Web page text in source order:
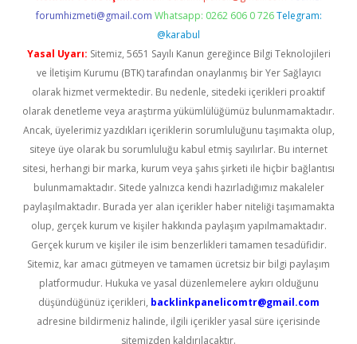
forumhizmeti@gmail.com Whatsapp: 0262 606 0 726 Telegram:
@karabul
Yasal Uyarı: Sitemiz, 5651 Sayılı Kanun gereğince Bilgi Teknolojileri
ve İletişim Kurumu (BTK) tarafından onaylanmış bir Yer Sağlayıcı
olarak hizmet vermektedir. Bu nedenle, sitedeki içerikleri proaktif
olarak denetleme veya araştırma yükümlülüğümüz bulunmamaktadır.
Ancak, üyelerimiz yazdıkları içeriklerin sorumluluğunu taşımakta olup,
siteye üye olarak bu sorumluluğu kabul etmiş sayılırlar. Bu internet
sitesi, herhangi bir marka, kurum veya şahıs şirketi ile hiçbir bağlantısı
bulunmamaktadır. Sitede yalnızca kendi hazırladığımız makaleler
paylaşılmaktadır. Burada yer alan içerikler haber niteliği taşımamakta
olup, gerçek kurum ve kişiler hakkında paylaşım yapılmamaktadır.
Gerçek kurum ve kişiler ile isim benzerlikleri tamamen tesadüfidir.
Sitemiz, kar amacı gütmeyen ve tamamen ücretsiz bir bilgi paylaşım
platformudur. Hukuka ve yasal düzenlemelere aykırı olduğunu
düşündüğünüz içerikleri, backlinkpanelicomtr@gmail.com
adresine bildirmeniz halinde, ilgili içerikler yasal süre içerisinde
sitemizden kaldırılacaktır.